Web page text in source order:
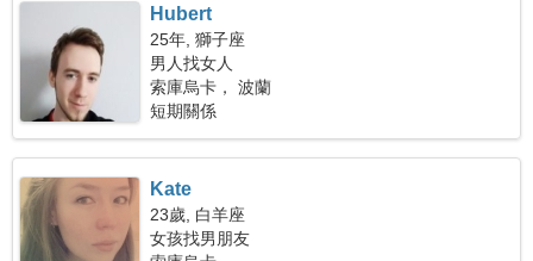
Hubert
25年, 獅子座
男人找女人
索庫烏卡， 波蘭
短期關係
Kate
23歲, 白羊座
女孩找男朋友